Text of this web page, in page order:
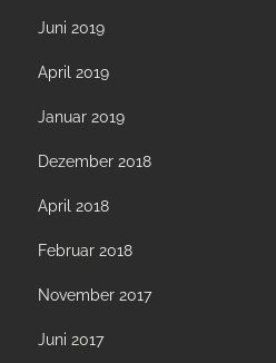
Juni 2019
April 2019
Januar 2019
Dezember 2018
April 2018
Februar 2018
November 2017
Juni 2017